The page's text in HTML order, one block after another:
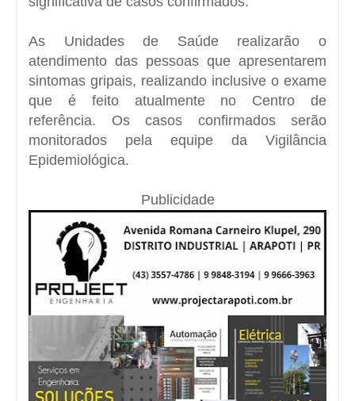
As Unidades de Saúde realizarão o
atendimento das pessoas que apresentarem
sintomas gripais, realizando inclusive o exame
que é feito atualmente no Centro de
referência. Os casos confirmados serão
monitorados pela equipe da Vigilância
Epidemiológica.
Publicidade